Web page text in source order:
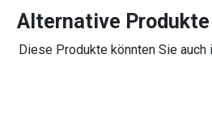
Alternative Produkte
Diese Produkte könnten Sie